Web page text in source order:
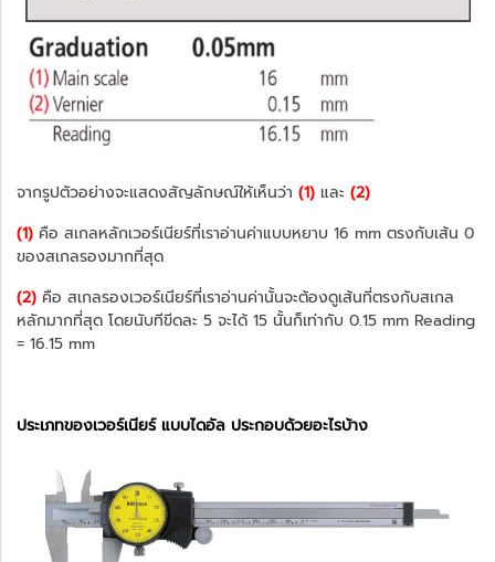
จากรูปตัวอย่างจะแสดงสัญลักษณ์ให้เห็นว่า (1) และ (2)
(1) คือ สเกลหลักเวอร์เนียร์ที่เราอ่านค่าแบบหยาบ 16 mm ตรงกับเส้น 0
ของสเกลรองมากที่สุด
(2) คือ สเกลรองเวอร์เนียร์ที่เราอ่านค่านั้นจะต้องดูเส้นที่ตรงกับสเกล
หลักมากที่สุด โดยนับทีขีดละ 5 จะได้ 15 นั้นก็เท่ากับ 0.15 mm Reading
= 16.15 mm
ประเภทของเวอร์เนียร์ แบบไดอัล ประกอบด้วยอะไรบ้าง